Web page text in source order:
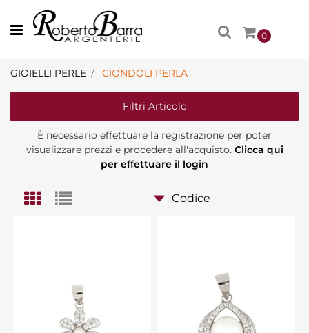
Open menu
0
GIOIELLI PERLE CIONDOLI PERLA
Filtri Articolo
È necessario effettuare la registrazione per poter
visualizzare prezzi e procedere all'acquisto. Clicca qui
per effettuare il login